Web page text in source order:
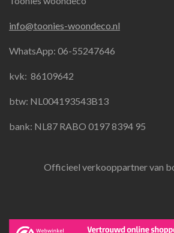
c
b
o
k
s
a
g
a
a
s
A
info@toonies-woondeco.nl
WhatsApp: 06-55247646
kvk: 86109642
btw: NL004193543B13
bank: NL87 RABO 0197 8394 95
Officieel verkooppartner van